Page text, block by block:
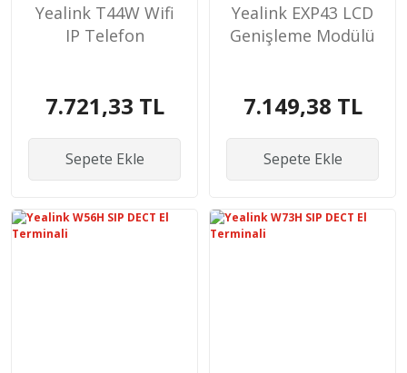
Yealink T44W Wifi
IP Telefon
7.721,33 TL
Sepete Ekle
Yealink EXP43 LCD
Genişleme Modülü
7.149,38 TL
Sepete Ekle